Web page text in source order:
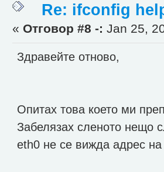
Re: ifconfig
« Отговор #8 -: Jan 25,
Здравейте отново,
Опитах това което ми
Забелязах сленото нещо
eth0 не се вижда адрес на